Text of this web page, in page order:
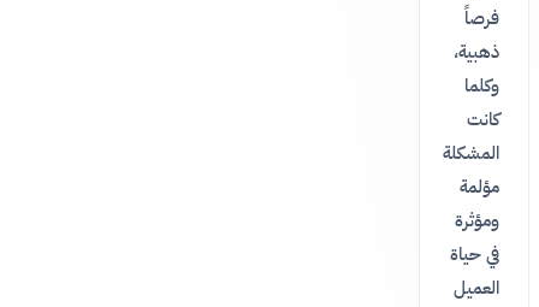
فرصاً
ذهبية،
وكلما
كانت
المشكلة
مؤلمة
ومؤثرة
في حياة
العميل